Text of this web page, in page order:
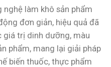
nghệ làm khô sản phẩm
đơn giản, hiệu quả đã
giá trị dinh dưỡng, màu
phẩm, mang lại giải pháp
biến thuốc, thực phẩm